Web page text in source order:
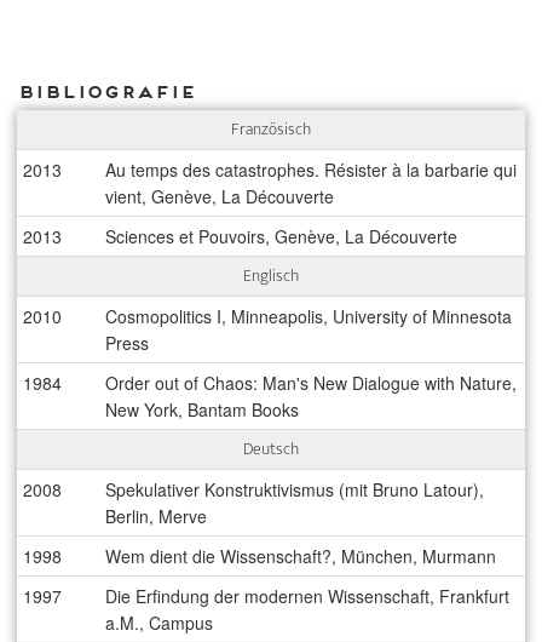
Bibliografie
Französisch
2013
Au temps des catastrophes. Résister à la barbarie qui
vient, Genève, La Découverte
2013
Sciences et Pouvoirs, Genève, La Découverte
Englisch
2010
Cosmopolitics I, Minneapolis, University of Minnesota
Press
1984
Order out of Chaos: Man's New Dialogue with Nature,
New York, Bantam Books
Deutsch
2008
Spekulativer Konstruktivismus (mit Bruno Latour),
Berlin, Merve
1998
Wem dient die Wissenschaft?, München, Murmann
1997
Die Erfindung der modernen Wissenschaft, Frankfurt
a.M., Campus